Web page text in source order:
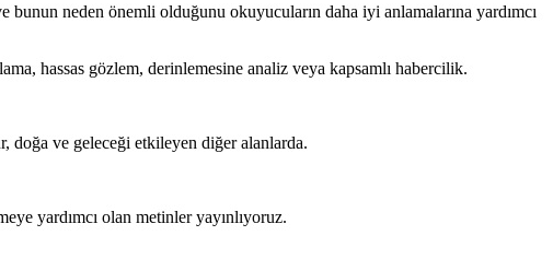
neden önemli olduğunu okuyucuların daha iyi anlamalarına yardımcı
hassas gözlem, derinlemesine analiz veya kapsamlı habercilik.
doğa ve geleceği etkileyen diğer alanlarda.
yardımcı olan metinler yayınlıyoruz.